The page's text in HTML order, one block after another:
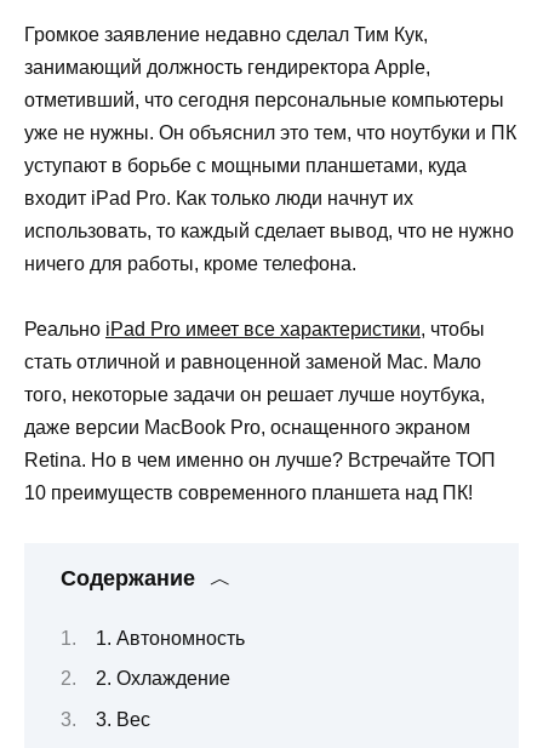
Громкое заявление недавно сделал Тим Кук,
занимающий должность гендиректора Apple,
отметивший, что сегодня персональные компьютеры
уже не нужны. Он объяснил это тем, что ноутбуки и ПК
уступают в борьбе с мощными планшетами, куда
входит iPad Pro. Как только люди начнут их
использовать, то каждый сделает вывод, что не нужно
ничего для работы, кроме телефона.
Реально iPad Pro имеет все характеристики, чтобы
стать отличной и равноценной заменой Mac. Мало
того, некоторые задачи он решает лучше ноутбука,
даже версии MacBook Pro, оснащенного экраном
Retina. Но в чем именно он лучше? Встречайте ТОП
10 преимуществ современного планшета над ПК!
Содержание
1. Автономность
2. Охлаждение
3. Вес